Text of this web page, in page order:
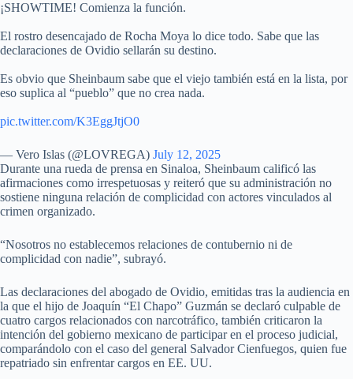
¡SHOWTIME! Comienza la función.
El rostro desencajado de Rocha Moya lo dice todo. Sabe que las
declaraciones de Ovidio sellarán su destino.
Es obvio que Sheinbaum sabe que el viejo también está en la lista, por
eso suplica al “pueblo” que no crea nada.
pic.twitter.com/K3EggJtjO0
— Vero Islas (@LOVREGA) July 12, 2025
Durante una rueda de prensa en Sinaloa, Sheinbaum calificó las
afirmaciones como irrespetuosas y reiteró que su administración no
sostiene ninguna relación de complicidad con actores vinculados al
crimen organizado.
“Nosotros no establecemos relaciones de contubernio ni de
complicidad con nadie”, subrayó.
Las declaraciones del abogado de Ovidio, emitidas tras la audiencia en
la que el hijo de Joaquín “El Chapo” Guzmán se declaró culpable de
cuatro cargos relacionados con narcotráfico, también criticaron la
intención del gobierno mexicano de participar en el proceso judicial,
comparándolo con el caso del general Salvador Cienfuegos, quien fue
repatriado sin enfrentar cargos en EE. UU.